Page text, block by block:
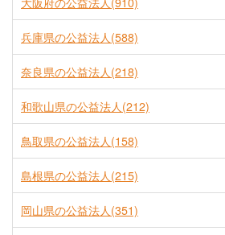
兵庫県の公益法人(588)
奈良県の公益法人(218)
和歌山県の公益法人(212)
鳥取県の公益法人(158)
島根県の公益法人(215)
岡山県の公益法人(351)